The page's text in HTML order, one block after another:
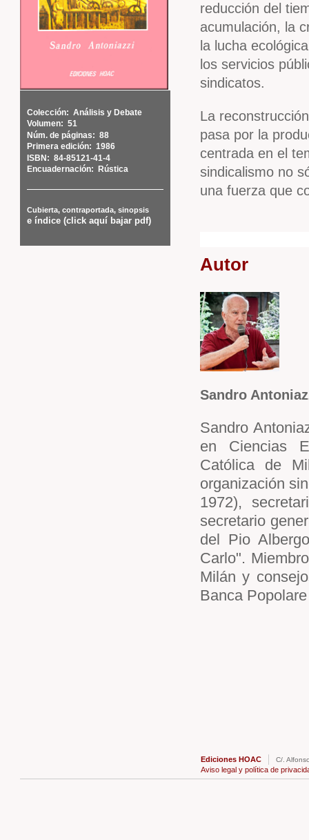
reducción del
acumulación, la
la lucha
los servicios
sindicatos.
La
pasa por la
centrada en el
sindicalismo no
una fuerza que
Autor
Sandro
Sandro
en Ciencias
Católica de
organización
1972),
secretario
del Pio
Carlo".
Milán y
Banca
Colección: Análisis y Debate
Volumen: 51
Núm. de páginas: 88
Primera edición: 1986
ISBN: 84-85121-41-4
Encuadernación:
Rústica
Cubierta, contraportada, sinopsis
e índice (click aquí bajar pdf)
Ediciones HOAC C/.
Aviso legal y política de